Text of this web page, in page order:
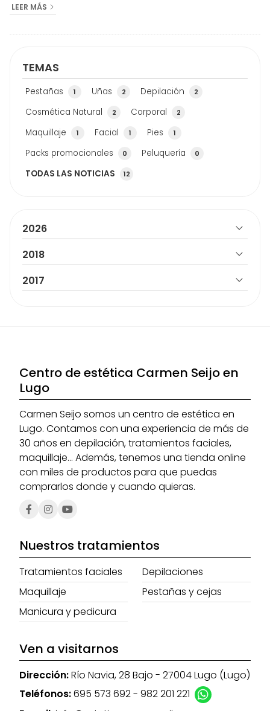
TEMAS
TODAS LAS NOTICIAS 12
Pestañas 1 Uñas 2 Depilación 2
Cosmética Natural 2 Corporal 2
Maquillaje 1 Facial 1 Pies 1
Packs promocionales 0 Peluquería 0
LEER MÁS
2026
2018
2017
Centro de estética Carmen Seijo en
Lugo
Carmen Seijo somos un centro de estética en
Lugo. Contamos con una experiencia de más de
30 años en depilación, tratamientos faciales,
maquillaje... Además, tenemos una tienda online
con miles de productos para que puedas
comprarlos donde y cuando quieras.
Nuestros tratamientos
Tratamientos faciales
Depilaciones
Maquillaje
Pestañas y cejas
Manicura y pedicura
Ven a visitarnos
Dirección:Río Navia, 28 Bajo - 27004 Lugo (Lugo)
Teléfonos:695 573 692- 982 201 221